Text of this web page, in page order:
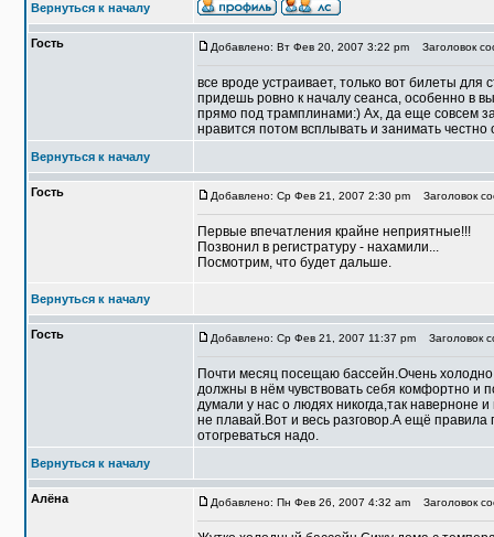
Вернуться к началу
Гость Добавлено: Вт Фев 20, 2007 3:22 pm Заголовок
все вроде устраивает, только вот билеты
придешь ровно к началу сеанса, особенно в
прямо под трамплинами:) Ах, да еще совсем
нравится потом всплывать и занимать
Вернуться к началу
Гость Добавлено: Ср Фев 21, 2007 2:30 pm Заголовок
Первые впечатления крайне неприятные!!!
Позвонил в регистратуру - нахамили...
Посмотрим, что будет дальше.
Вернуться к началу
Гость Добавлено: Ср Фев 21, 2007 11:37 pm Заголовок
Почти месяц посещаю бассейн.Очень
должны в нём чувствовать себя комфортно и
думали у нас о людях никогда,так наверноне
не плавай.Вот и весь разговор.А ещё
отогреваться надо.
Вернуться к началу
Алёна Добавлено: Пн Фев 26, 2007 4:32 am Заголовок